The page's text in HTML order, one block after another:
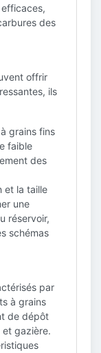
des
offrir
ils
grains fins
faible
des
et la taille
une
réservoir,
schémas
par
à grains
de dépôt
et gazière.